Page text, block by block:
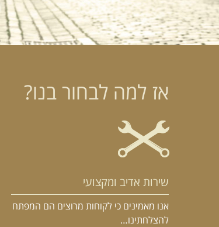
אז למה לבחור בנו?
שירות אדיב ומקצועי
אנו מאמינים כי לקוחות מרוצים הם המפתח
להצלחתינו…